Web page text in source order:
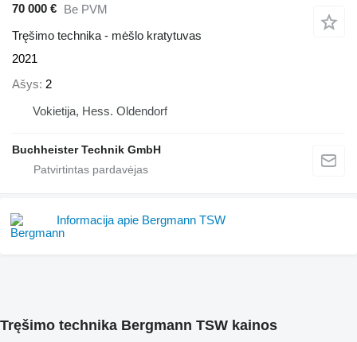
70 000 €
Be PVM
Tręšimo technika - mėšlo kratytuvas
2021
Ašys 2
Vokietija, Hess. Oldendorf
Buchheister Technik GmbH
Informacija apie Bergmann TSW
Tręšimo technika Bergmann TSW kainos